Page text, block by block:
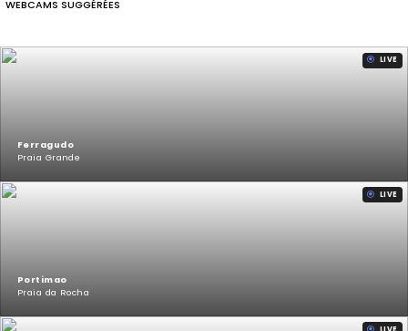
WEBCAMS SUGGÉRÉES
LIVE
Ferragudo
Praia Grande
LIVE
Portimao
Praia da Rocha